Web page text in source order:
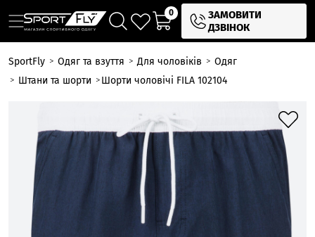
0
ЗАМОВИТИ
ДЗВІНОК
SportFly Одяг та взуття Для чоловіків
Одяг
Штани та шорти
Шорти чоловічі FILA 102104